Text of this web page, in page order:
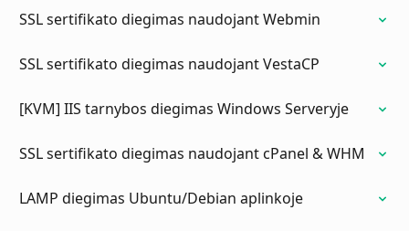
SSL sertifikato diegimas naudojant Webmin
SSL sertifikato diegimas naudojant VestaCP
[KVM] IIS tarnybos diegimas Windows Serveryje
SSL sertifikato diegimas naudojant cPanel & WHM
LAMP diegimas Ubuntu/Debian aplinkoje